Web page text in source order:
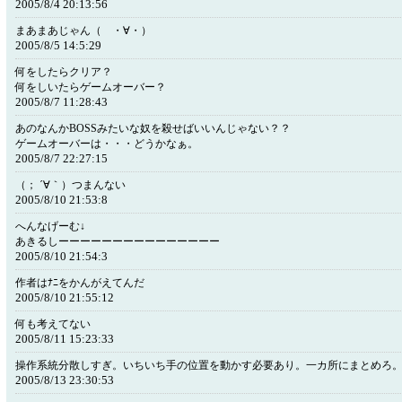
2005/8/4 20:13:56
まあまあじゃん（ ・∀・）
2005/8/5 14:5:29
何をしたらクリア？
何をしいたらゲームオーバー？
2005/8/7 11:28:43
あのなんかBOSSみたいな奴を殺せばいいんじゃない？？
ゲームオーバーは・・・どうかなぁ。
2005/8/7 22:27:15
（； ´∀｀）つまんない
2005/8/10 21:53:8
へんなげーむ↓
あきるしーーーーーーーーーーーーーーー
2005/8/10 21:54:3
作者はﾅﾆをかんがえてんだ
2005/8/10 21:55:12
何も考えてない
2005/8/11 15:23:33
操作系統分散しすぎ。いちいち手の位置を動かす必要あり。一カ所にまとめろ。
2005/8/13 23:30:53